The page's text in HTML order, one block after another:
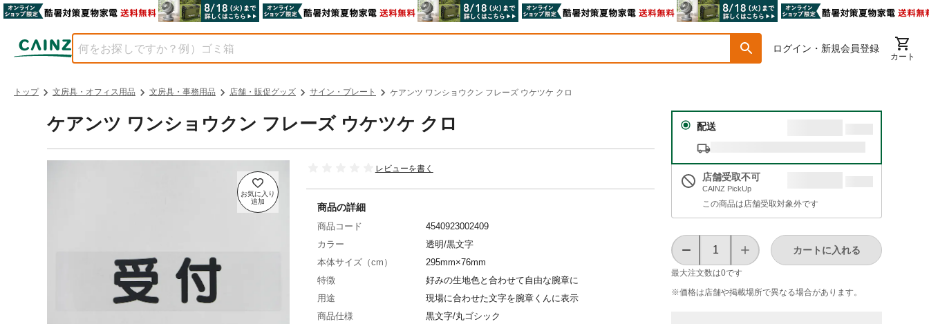
ログイン・新規会員登録
カート
トップ 文房具・オフィス用品 文房具・事務用品 店舗・販促グッズ サイン・プレート ケアンツ ワンショウクン フレーズ ウケツケ クロ
ケアンツ ワンショウクン フレーズ ウケツケ クロ
レビューを書く
配送
店舗受取不可
CAINZ PickUp
この商品は店舗受取対象外です
最大注文数は0です
カートに入れる
※価格は​店舗や​掲載場所で​異なる​場合が​あります。
商品の詳細
商品コード
4540923002409
カラー
透明/黒文字
本体サイズ（cm）
295mm×76mm
特徴
好みの生地色と合わせて自由な腕章に
用途
現場に合わせた文字を腕章くんに表示
商品仕様
黒文字/丸ゴシック